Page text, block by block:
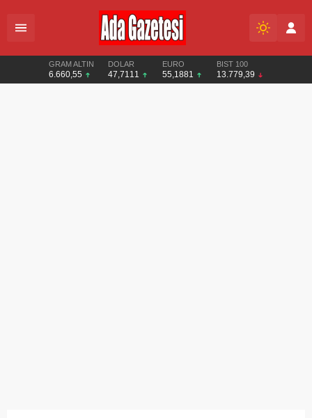
GRAM ALTIN
6.660,55
DOLAR
47,7111
EURO
55,1881
BIST 100
13.779,39